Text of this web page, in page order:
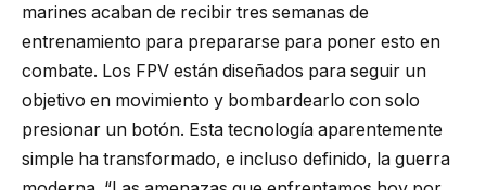
marines acaban de recibir tres semanas de
entrenamiento para prepararse para poner esto en
combate. Los FPV están diseñados para seguir un
objetivo en movimiento y bombardearlo con solo
presionar un botón. Esta tecnología aparentemente
simple ha transformado, e incluso definido, la guerra